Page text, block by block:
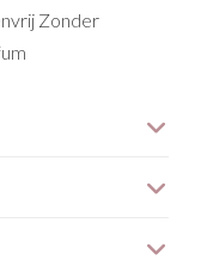
Zonder
of koud weer.